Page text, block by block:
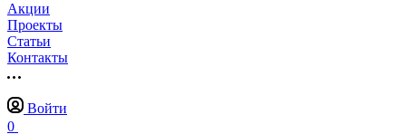
Акции
Проекты
Статьи
Контакты
Войти
0